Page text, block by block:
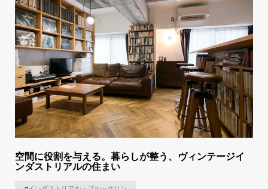
空間に役割を与える。暮らしが整う、ヴィンテージイ
ンダストリアルの住まい